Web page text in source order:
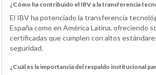
¿Cómo ha contribuido el IBV a la transferencia
El IBV ha potenciado la transferencia
España como en América Latina, ofreciendo
certificadas que cumplen con altos
seguridad.
¿Cuál es la importancia del respaldo institucional